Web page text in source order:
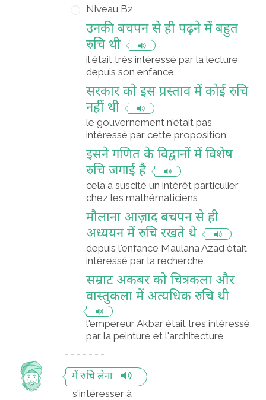
Niveau B2
उनकी बचपन से ही पढ़ने में बहुत
रुचि थी
il était très intéressé par la lecture
depuis son enfance
सरकार को इस प्रस्ताव में कोई रुचि
नहीं थी
le gouvernement n'était pas
intéressé par cette proposition
इसने गणित के विद्वानों में विशेष
रुचि जगाई है
cela a suscité un intérêt particulier
chez les mathématiciens
मौलाना आज़ाद बचपन से ही
अध्ययन में रुचि रखते थे
depuis l'enfance Maulana Azad était
intéressé par la recherche
सम्राट अकबर को चित्रकला और
वास्तुकला में अत्यधि‍क रुचि थी
l'empereur Akbar était très intéressé
par la peinture et l'architecture
में रुचि लेना
s'intéresser à